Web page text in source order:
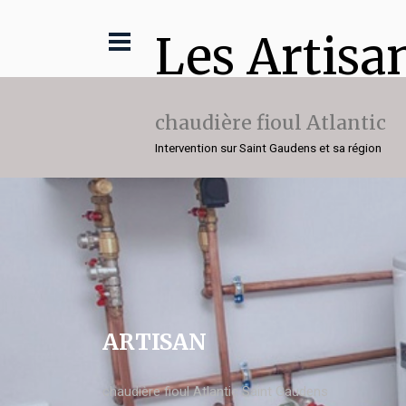
Les
chaudière fioul Atlantic
Intervention sur Saint Gaudens et sa région
ARTISAN
chaudière fioul Atlantic Saint Gaudens